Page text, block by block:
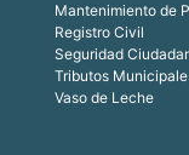
Mantenimiento de
Registro Civil
Seguridad
Tributos
Vaso de Leche